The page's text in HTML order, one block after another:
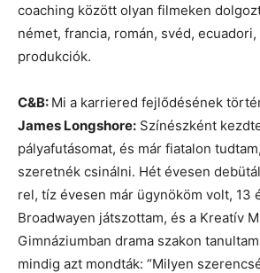
coaching között olyan filmeken
német, francia, román, svéd,
produkciók.
C&B: Mi a karriered fejlődésének
James Longshore: Színészként
pályafutásomat, és már fiatalon
szeretnék csinálni. Hét évesen
rel, tíz évesen már ügynököm volt, 13
Broadwayen játszottam, és a Kreatív
Gimnáziumban drama szakon
mindig azt mondták: “Milyen